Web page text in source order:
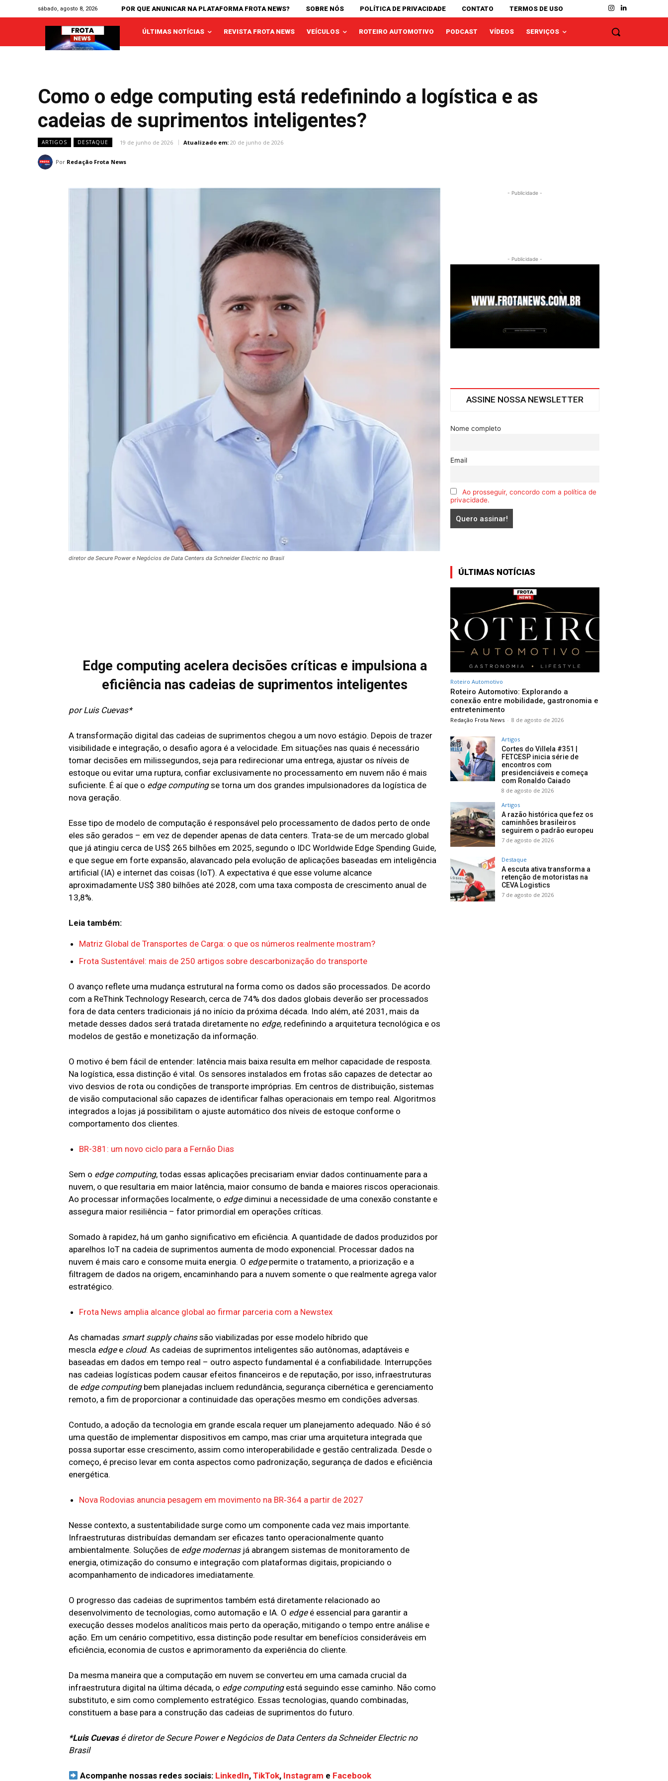
sábado, agosto 8, 2026 POR QUE ANUNICAR NA PLATAFORMA FROTA NEWS? SOBRE NÓS POLÍTICA DE PRIVACIDADE CONTATO TERMOS DE USO
ÚLTIMAS NOTÍCIAS REVISTA FROTA NEWS VEÍCULOS ROTEIRO AUTOMOTIVO PODCAST VÍDEOS SERVIÇOS
Como o edge computing está redefinindo a logística e as
cadeias de suprimentos inteligentes?
ARTIGOS DESTAQUE 19 de junho de 2026 Atualizado em: 20 de junho de 2026
Por Redação Frota News
diretor de Secure Power e Negócios de Data Centers da Schneider Electric no Brasil
Edge computing acelera decisões críticas e impulsiona a
eficiência nas cadeias de suprimentos inteligentes
por Luis Cuevas*
A transformação digital das cadeias de suprimentos chegou a um novo estágio. Depois de trazer
visibilidade e integração, o desafio agora é a velocidade. Em situações nas quais é necessário
tomar decisões em milissegundos, seja para redirecionar uma entrega, ajustar os níveis de
estoque ou evitar uma ruptura, confiar exclusivamente no processamento em nuvem não é mais
suficiente. É aí que o edge computingse torna um dos grandes impulsionadores da logística de
nova geração.
Esse tipo de modelo de computação é responsável pelo processamento de dados perto de onde
eles são gerados – em vez de depender apenas de data centers. Trata-se de um mercado global
que já atingiu cerca de US$ 265 bilhões em 2025, segundo o IDC Worldwide Edge Spending Guide,
e que segue em forte expansão, alavancado pela evolução de aplicações baseadas em inteligência
artificial (IA) e internet das coisas (IoT). A expectativa é que esse volume alcance
aproximadamente US$ 380 bilhões até 2028, com uma taxa composta de crescimento anual de
13,8%.
Leia também:
Matriz Global de Transportes de Carga: o que os números realmente mostram?
Frota Sustentável: mais de 250 artigos sobre descarbonização do transporte
O avanço reflete uma mudança estrutural na forma como os dados são processados. De acordo
com a ReThink Technology Research, cerca de 74% dos dados globais deverão ser processados
fora de data centers tradicionais já no início da próxima década. Indo além, até 2031, mais da
metade desses dados será tratada diretamente no edge, redefinindo a arquitetura tecnológica e os
modelos de gestão e monetização da informação.
O motivo é bem fácil de entender: latência mais baixa resulta em melhor capacidade de resposta.
Na logística, essa distinção é vital. Os sensores instalados em frotas são capazes de detectar ao
vivo desvios de rota ou condições de transporte impróprias. Em centros de distribuição, sistemas
de visão computacional são capazes de identificar falhas operacionais em tempo real. Algoritmos
integrados a lojas já possibilitam o ajuste automático dos níveis de estoque conforme o
comportamento dos clientes.
BR-381: um novo ciclo para a Fernão Dias
Sem o edge computing, todas essas aplicações precisariam enviar dados continuamente para a
nuvem, o que resultaria em maior latência, maior consumo de banda e maiores riscos operacionais.
Ao processar informações localmente, o edgediminui a necessidade de uma conexão constante e
assegura maior resiliência – fator primordial em operações críticas.
Somado à rapidez, há um ganho significativo em eficiência. A quantidade de dados produzidos por
aparelhos IoT na cadeia de suprimentos aumenta de modo exponencial. Processar dados na
nuvem é mais caro e consome muita energia. O edgepermite o tratamento, a priorização e a
filtragem de dados na origem, encaminhando para a nuvem somente o que realmente agrega valor
estratégico.
Frota News amplia alcance global ao firmar parceria com a Newstex
As chamadas smart supply chainssão viabilizadas por esse modelo híbrido que
mescla edge e cloud. As cadeias de suprimentos inteligentes são autônomas, adaptáveis e
baseadas em dados em tempo real – outro aspecto fundamental é a confiabilidade. Interrupções
nas cadeias logísticas podem causar efeitos financeiros e de reputação, por isso, infraestruturas
de edge computingbem planejadas incluem redundância, segurança cibernética e gerenciamento
remoto, a fim de proporcionar a continuidade das operações mesmo em condições adversas.
Contudo, a adoção da tecnologia em grande escala requer um planejamento adequado. Não é só
uma questão de implementar dispositivos em campo, mas criar uma arquitetura integrada que
possa suportar esse crescimento, assim como interoperabilidade e gestão centralizada. Desde o
começo, é preciso levar em conta aspectos como padronização, segurança de dados e eficiência
energética.
Nova Rodovias anuncia pesagem em movimento na BR‑364 a partir de 2027
Nesse contexto, a sustentabilidade surge como um componente cada vez mais importante.
Infraestruturas distribuídas demandam ser eficazes tanto operacionalmente quanto
ambientalmente. Soluções de edge modernasjá abrangem sistemas de monitoramento de
energia, otimização do consumo e integração com plataformas digitais, propiciando o
acompanhamento de indicadores imediatamente.
O progresso das cadeias de suprimentos também está diretamente relacionado ao
desenvolvimento de tecnologias, como automação e IA. O edgeé essencial para garantir a
execução desses modelos analíticos mais perto da operação, mitigando o tempo entre análise e
ação. Em um cenário competitivo, essa distinção pode resultar em benefícios consideráveis em
eficiência, economia de custos e aprimoramento da experiência do cliente.
Da mesma maneira que a computação em nuvem se converteu em uma camada crucial da
infraestrutura digital na última década, o edge computingestá seguindo esse caminho. Não como
substituto, e sim como complemento estratégico. Essas tecnologias, quando combinadas,
constituem a base para a construção das cadeias de suprimentos do futuro.
*Luis Cuevas é diretor de Secure Power e Negócios de Data Centers da Schneider Electric no
Brasil
Acompanhe nossas redes sociais: LinkedIn,TikTok, Instagram e Facebook
- Publicidade -
- Publicidade -
ASSINE NOSSA NEWSLETTER
Nome completo
Email
Ao prosseguir, concordo com a política de
privacidade.
ÚLTIMAS NOTÍCIAS
Roteiro Automotivo
Roteiro Automotivo: Explorando a
conexão entre mobilidade, gastronomia e
entretenimento
Redação Frota News - 8 de agosto de 2026
Artigos
Cortes do Villela #351 |
FETCESP inicia série de
encontros com
presidenciáveis e começa
com Ronaldo Caiado
8 de agosto de 2026
Artigos
A razão histórica que fez os
caminhões brasileiros
seguirem o padrão europeu
7 de agosto de 2026
Destaque
A escuta ativa transforma a
retenção de motoristas na
CEVA Logistics
7 de agosto de 2026